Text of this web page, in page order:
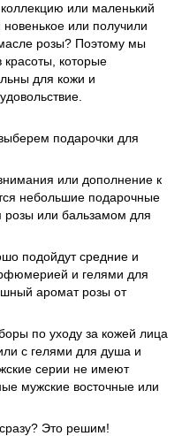
или маленький
или получили
розы? Поэтому мы
которые
для кожи и
подарочки для
или дополнение к
небольшие подарочные
или бальзамом для
подойдут средние и
и гелями для
аромат розы от
по уходу за кожей лица
с гелями для душа и
серии не имеют
мужские восточные или
Это решим!